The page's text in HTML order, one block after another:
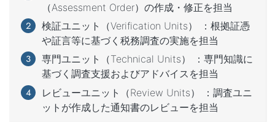
（Assessment Order）の作成・修正を担当
検証ユニット（Verification Units） ：根拠証憑
や証言等に基づく税務調査の実施を担当
専門ユニット（Technical Units） ：専門知識に
基づく調査支援およびアドバイスを担当
レビューユニット（Review Units） ：調査ユニ
ットが作成した通知書のレビューを担当